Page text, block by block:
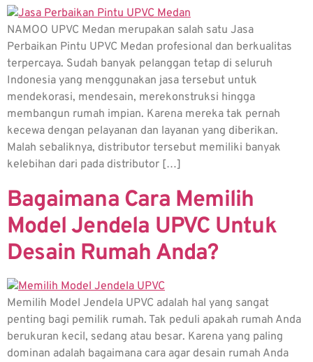
NAMOO UPVC Medan merupakan salah satu Jasa
Perbaikan Pintu UPVC Medan profesional dan berkualitas
terpercaya. Sudah banyak pelanggan tetap di seluruh
Indonesia yang menggunakan jasa tersebut untuk
mendekorasi, mendesain, merekonstruksi hingga
membangun rumah impian. Karena mereka tak pernah
kecewa dengan pelayanan dan layanan yang diberikan.
Malah sebaliknya, distributor tersebut memiliki banyak
kelebihan dari pada distributor […]
Bagaimana Cara Memilih
Model Jendela UPVC Untuk
Desain Rumah Anda?
Memilih Model Jendela UPVC adalah hal yang sangat
penting bagi pemilik rumah. Tak peduli apakah rumah Anda
berukuran kecil, sedang atau besar. Karena yang paling
dominan adalah bagaimana cara agar desain rumah Anda